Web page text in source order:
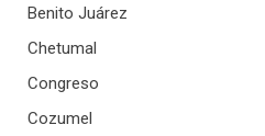
Benito Juárez
Chetumal
Congreso
Cozumel